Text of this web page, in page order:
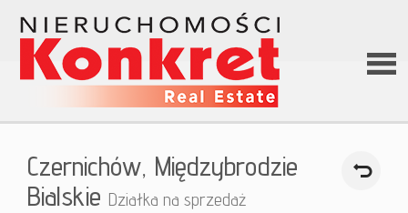
Czernichów, Międzybrodzie
Bialskie Działka na sprzedaż